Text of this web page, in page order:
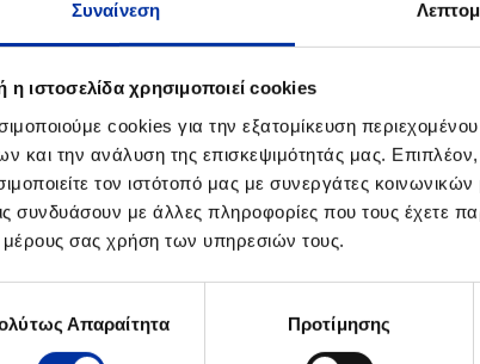
Συναίνεση
η ιστοσελίδα χρησιμοποιεί cookies
cookies για την εξατομίκευση
και την ανάλυση της επισκεψιμότητάς μας.
τον ιστότοπό μας με συνεργάτες
συνδυάσουν με άλλες πληροφορίες που τους έχετε
σας χρήση των υπηρεσιών τους.
Απαραίτητα Προτίμησης
Αμέσως μετά την αποστολή, θα λάβετε
της παραλαβής του.
Για επικοινωνία με τη Διεύθυνση
Ενημερωθείτε για τους όρους της